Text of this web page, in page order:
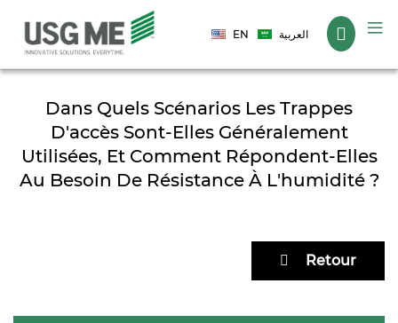
EN العربية
Dans Quels Scénarios Les Trappes
D'accès Sont-Elles Généralement
Utilisées, Et Comment Répondent-Elles
Au Besoin De Résistance À L'humidité ?
Retour